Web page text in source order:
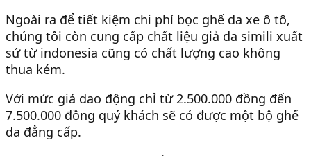
Ngoài ra để tiết kiệm chi phí bọc ghế da xe ô tô,
chúng tôi còn cung cấp chất liệu giả da simili xuất
sứ từ indonesia cũng có chất lượng cao không
thua kém.
Với mức giá dao động chỉ từ 2.500.000 đồng đến
7.500.000 đồng quý khách sẽ có được một bộ ghế
da đẳng cấp.